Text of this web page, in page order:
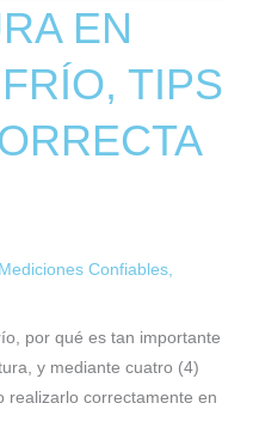
EN
TIPS
Confiables
por qué es tan importante
y mediante cuatro (4)
realizarlo correctamente en